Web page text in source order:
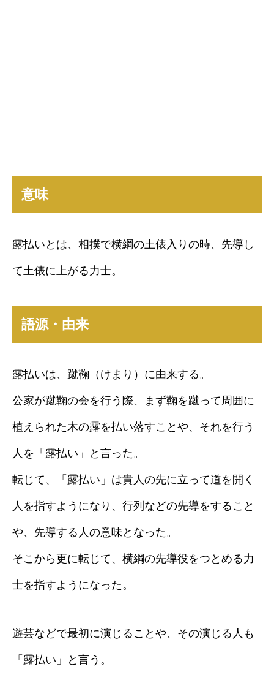
意味
露払いとは、相撲で横綱の土俵入りの時、先導し
て土俵に上がる力士。
語源・由来
露払いは、蹴鞠（けまり）に由来する。
公家が蹴鞠の会を行う際、まず鞠を蹴って周囲に
植えられた木の露を払い落すことや、それを行う
人を「露払い」と言った。
転じて、「露払い」は貴人の先に立って道を開く
人を指すようになり、行列などの先導をすること
や、先導する人の意味となった。
そこから更に転じて、横綱の先導役をつとめる力
士を指すようになった。
遊芸などで最初に演じることや、その演じる人も
「露払い」と言う。